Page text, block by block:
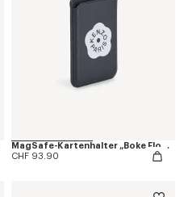
MagSafe-Kartenhalter „Boke Flower 2.0“
CHF 93.90